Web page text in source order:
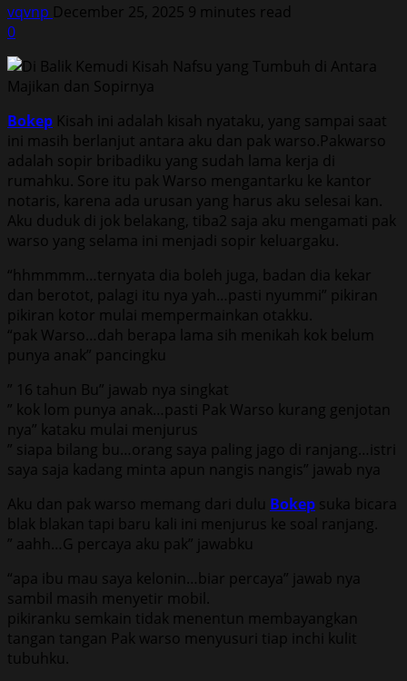
vqvnp December 25, 2025 9 minutes read
0
Bokep Kisah ini adalah kisah nyataku, yang sampai saat
ini masih berlanjut antara aku dan pak warso.Pakwarso
adalah sopir bribadiku yang sudah lama kerja di
rumahku. Sore itu pak Warso mengantarku ke kantor
notaris, karena ada urusan yang harus aku selesai kan.
Aku duduk di jok belakang, tiba2 saja aku mengamati pak
warso yang selama ini menjadi sopir keluargaku.
“hhmmmm…ternyata dia boleh juga, badan dia kekar
dan berotot, palagi itu nya yah…pasti nyummi” pikiran
pikiran kotor mulai mempermainkan otakku.
“pak Warso…dah berapa lama sih menikah kok belum
punya anak” pancingku
” 16 tahun Bu” jawab nya singkat
” kok lom punya anak…pasti Pak Warso kurang genjotan
nya” kataku mulai menjurus
” siapa bilang bu…orang saya paling jago di ranjang…istri
saya saja kadang minta apun nangis nangis” jawab nya
Aku dan pak warso memang dari dulu Bokep suka bicara
blak blakan tapi baru kali ini menjurus ke soal ranjang.
” aahh…G percaya aku pak” jawabku
“apa ibu mau saya kelonin…biar percaya” jawab nya
sambil masih menyetir mobil.
pikiranku semkain tidak menentun membayangkan
tangan tangan Pak warso menyusuri tiap inchi kulit
tubuhku.